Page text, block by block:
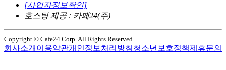
[사업자정보확인]
호스팅 제공 : 카페24(주)
Copyright © Cafe24 Corp. All Rights Reserved.
회사소개 이용약관개인정보처리방침청소년보호정책제휴문의